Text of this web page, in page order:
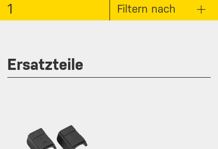
1 Filtern nach
Ersatzteile